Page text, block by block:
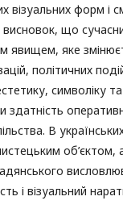
візуальних форм і
що
явищем, яке
політичних
символіку
здатність
В
об’єктом,
і візуальний